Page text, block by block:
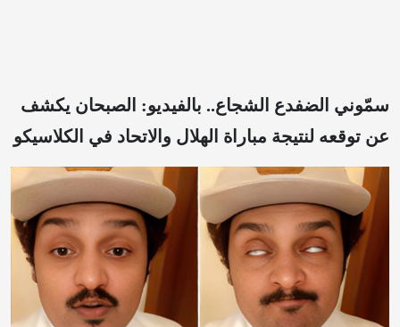
سمّوني الضفدع الشجاع.. بالفيديو: الصبحان يكشف
عن توقعه لنتيجة مباراة الهلال والاتحاد في الكلاسيكو